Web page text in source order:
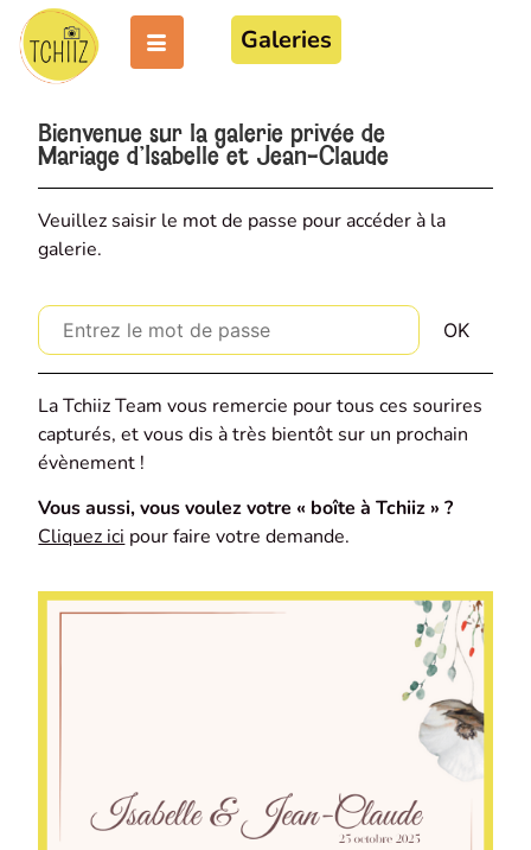
Galeries
Bienvenue sur la galerie privée de
Mariage d'Isabelle et Jean-Claude
Veuillez saisir le mot de passe pour accéder à la
galerie.
La Tchiiz Team vous remercie pour tous ces sourires
capturés, et vous dis à très bientôt sur un prochain
évènement !
Vous aussi, vous voulez votre « boîte à Tchiiz » ?
Cliquez ici pour faire votre demande.